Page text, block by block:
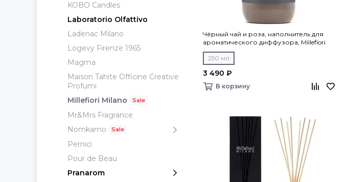
KOBO Candles
Laboratorio Olfattivo
Ladenac Milano
Logevy Firenze 1965
Magma
Maison Tahite Officine Creative
Profumi
Millefiori Milano
Mr&Mrs Fragrance
Nomkamo
Pernici
Pour de Beau
Pranarom
Чёрный чай и роза, наполнитель для
ароматического диффузора, Millefiori
Milano
250 мл
3 490 ₽
В корзину